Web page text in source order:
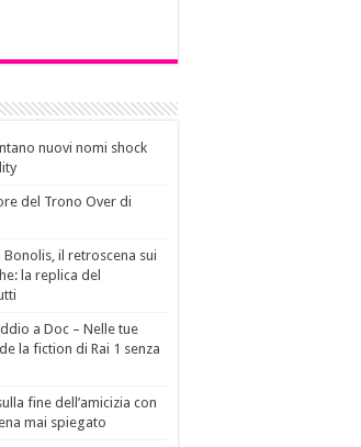
nuovi nomi shock
del Trono Over di
il retroscena sui
la replica del
a Doc – Nelle tue
la fiction di Rai 1 senza
fine dell’amicizia con
mai spiegato